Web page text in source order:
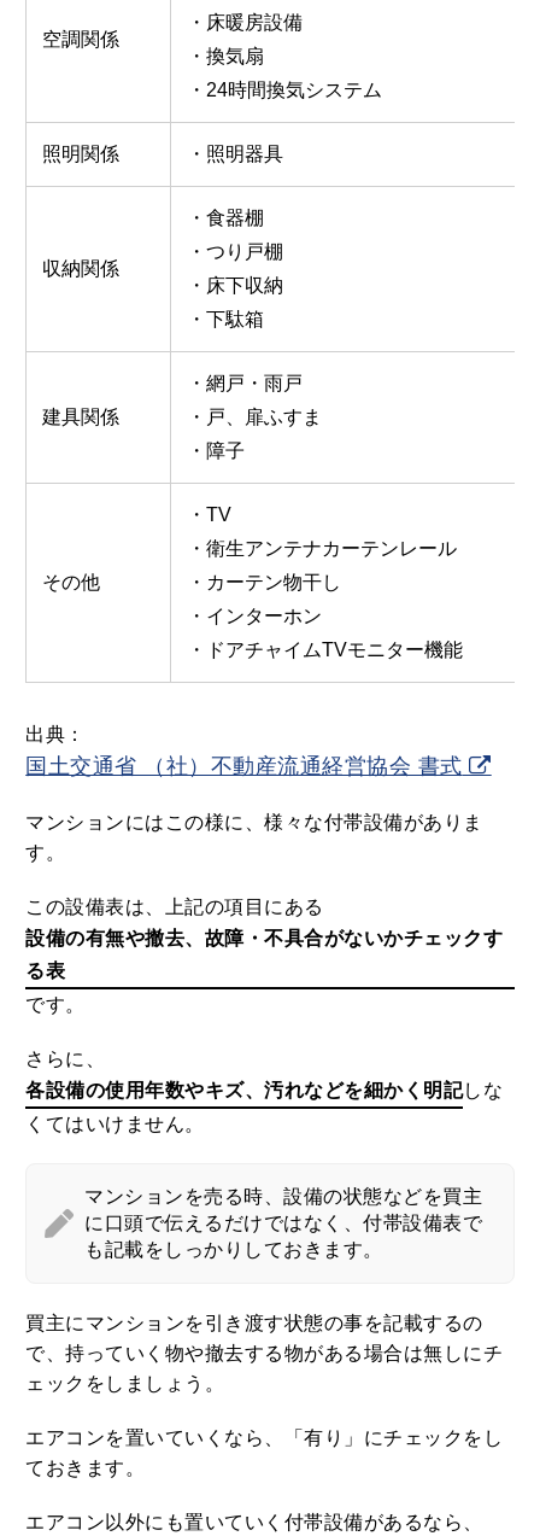
空調関係
・床暖房設備
・換気扇
・24時間換気システム
照明関係 ・照明器具
収納関係
・食器棚
・つり戸棚
・床下収納
・下駄箱
建具関係
・網戸・雨戸
・戸、扉ふすま
・障子
その他
・TV
・衛生アンテナカーテンレール
・カーテン物干し
・インターホン
・ドアチャイムTVモニター機能
出典：
国土交通省 （社）不動産流通経営協会 書式
マンションにはこの様に、様々な付帯設備がありま
す。
この設備表は、上記の項目にある
設備の有無や撤去、故障・不具合がないかチェックす
る表
です。
さらに、
各設備の使用年数やキズ、汚れなどを細かく明記しな
くてはいけません。
マンションを売る時、設備の状態などを買主
に口頭で伝えるだけではなく、付帯設備表で
も記載をしっかりしておきます。
買主にマンションを引き渡す状態の事を記載するの
で、持っていく物や撤去する物がある場合は無しにチ
ェックをしましょう。
エアコンを置いていくなら、「有り」にチェックをし
ておきます。
エアコン以外にも置いていく付帯設備があるなら、